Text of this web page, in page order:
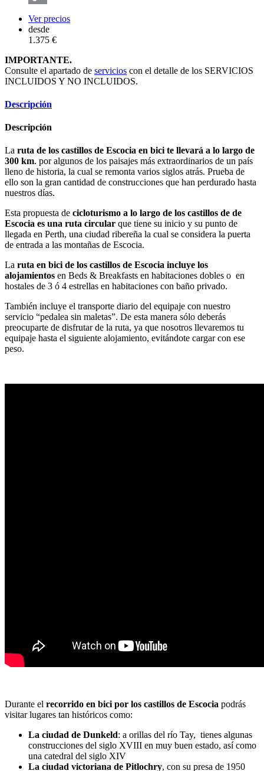
Copy
Link
Ver precios
desde
1.375 €
IMPORTANTE.
Consulte el apartado de servicios con el detalle de los SERVICIOS
INCLUIDOS Y NO INCLUIDOS.
Descripción
Descripción
La ruta de los castillos de Escocia en bici te llevará a lo largo de
300 km. por algunos de los paisajes más extraordinarios de un país
lleno de historia, la cual se remonta varios siglos atrás. Prueba de
ello son la gran cantidad de construcciones que han perdurado hasta
nuestros días.
Esta propuesta de cicloturismo a lo largo de los castillos de de
Escocia es una ruta circular que tiene su inicio y su punto de
llegada en Perth, una ciudad ribereña la cual se considera la puerta
de entrada a las montañas de Escocia.
La ruta en bici de los castillos de Escocia incluye los
alojamientos en Beds & Breakfasts en habitaciones dobles o en
hostales de 3 ó 4 estrellas en habitaciones con baño privado.
También incluye el transporte diario del equipaje con nuestro
servicio “pedalea sin maletas”. De esta manera sólo deberás
preocuparte de disfrutar de la ruta, ya que nosotros llevaremos tu
equipaje hasta el siguiente alojamiento, evitándote cargar con ese
peso.
Durante el recorrido en bici por los castillos de Escocia podrás
visitar lugares tan históricos como:
La ciudad de Dunkeld: a orillas del río Tay, tienes algunas
construcciones del siglo XVIII en muy buen estado, así como
una catedral del siglo XIV
La ciudad victoriana de Pitlochry, con su presa de 1950